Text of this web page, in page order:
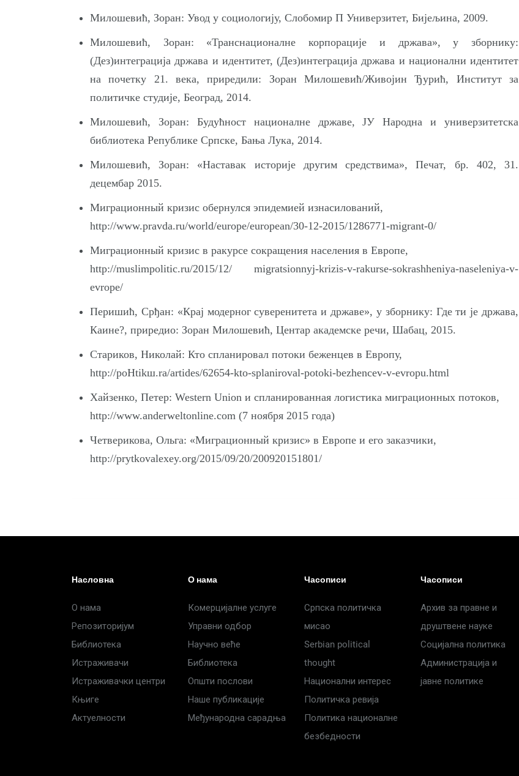
Милошевић, Зоран: Увод у социологију, Слобомир П Универзитет, Бијељина, 2009.
Милошевић, Зоран: «Транснационалне корпорације и држава», у зборнику:
(Дез)интеграција држава и идентитет, (Дез)интеграција држава и национални идентитет
на почетку 21. века, приредили: Зоран Милошевић/Живојин Ђурић, Институт за
политичке студије, Београд, 2014.
Милошевић, Зоран: Будућност националне државе, ЈУ Народна и универзитетска
библиотека Републике Српске, Бања Лука, 2014.
Милошевић, Зоран: «Наставак историје другим средствима», Печат, бр. 402, 31.
децембар 2015.
Миграционный кризис обернулся эпидемией изнасилований,
http://www.pravda.ru/world/europe/european/30-12-2015/1286771-migrant-0/
Миграционный кризис в ракурсе сокращения населения в Европе,
http://muslimpolitic.ru/2015/12/ migratsionnyj-krizis-v-rakurse-sokrashheniya-naseleniya-v-
evrope/
Перишић, Срђан: «Крај модерног суверенитета и државе», у зборнику: Где ти је држава,
Каине?, приредио: Зоран Милошевић, Центар академске речи, Шабац, 2015.
Стариков, Николай: Кто спланировал потоки беженцев в Европу,
http://poHtikш.ra/artides/62654-kto-splaniroval-potoki-bezhencev-v-evropu.html
Хайзенко, Петер: Western Union и спланированная логистика миграционных потоков,
http://www.anderweltonline.com (7 ноября 2015 года)
Четверикова, Ольга: «Миграционный кризис» в Европе и его заказчики,
http://prytkovalexey.org/2015/09/20/200920151801/
Насловна
О нама
Репозиторијум
Библиотека
Истраживачи
Истраживачки центри
Књиге
Актуелности
О нама
Комерцијалне услуге
Управни одбор
Научно веће
Библиотека
Општи послови
Наше публикације
Међународна сарадња
Часописи
Српска политичка
мисао
Serbian political
thought
Национални интерес
Политичка ревија
Политика националне
безбедности
Часописи
Архив за правне и
друштвене науке
Социјална политика
Администрација и
јавне политике